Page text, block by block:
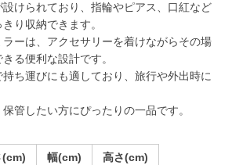
けられており、指輪やピアス、口紅など
り収納できます。
ーは、アクセサリーを着けながらその場
る便利な設計です。
ち運びにも適しており、旅行や外出時に
管したい方にぴったりの一品です。
(cm) 幅(cm) 高さ(cm)